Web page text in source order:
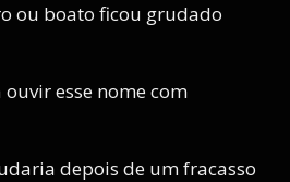
ou boato ficou grudado
esse nome com
depois de um fracasso